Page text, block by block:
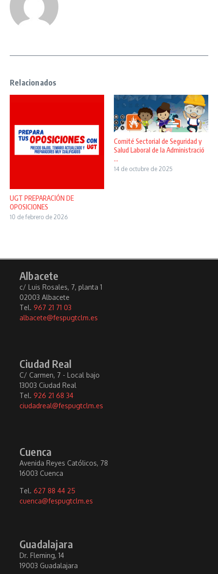
Relacionados
UGT PREPARACIÓN DE
OPOSICIONES
10 de febrero de 2026
Comité Sectorial de Seguridad y
Salud Laboral de la Administració
...
14 de octubre de 2025
Albacete
c/ Luis Rosales, 7, planta 1
02003 Albacete
Tel. 967 21 71 03
albacete@fespugtclm.es
Ciudad Real
C/ Carmen, 7 - Local bajo
13003 Ciudad Real
Tel. 926 21 68 34
ciudadreal@fespugtclm.es
Cuenca
Avenida Reyes Católicos, 78
16003 Cuenca
Tel. 627 88 44 25
cuenca@fespugtclm.es
Guadalajara
Dr. Fleming, 14
19003 Guadalajara